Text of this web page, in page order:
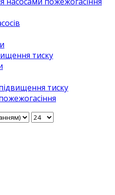
тиску
тиску